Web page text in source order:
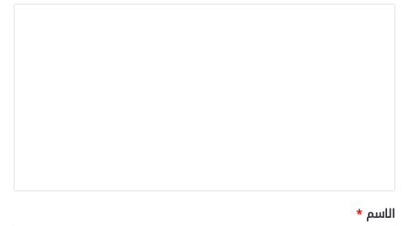
*
الاسم*